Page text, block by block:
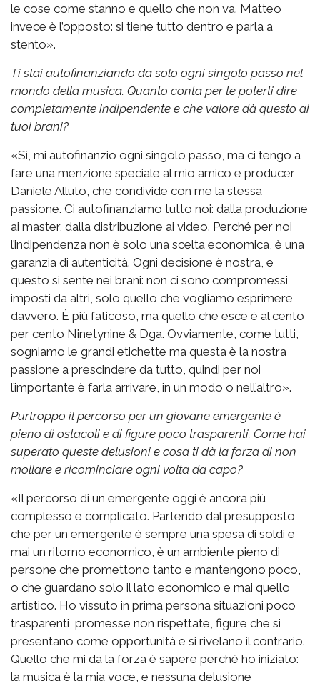
le cose come stanno e quello che non va. Matteo
invece è l’opposto: si tiene tutto dentro e parla a
stento».
Ti stai autofinanziando da solo ogni singolo passo nel
mondo della musica. Quanto conta per te poterti dire
completamente indipendente e che valore dà questo ai
tuoi brani?
«Sì, mi autofinanzio ogni singolo passo, ma ci tengo a
fare una menzione speciale al mio amico e producer
Daniele Alluto, che condivide con me la stessa
passione. Ci autofinanziamo tutto noi: dalla produzione
ai master, dalla distribuzione ai video. Perché per noi
l’indipendenza non è solo una scelta economica, è una
garanzia di autenticità. Ogni decisione è nostra, e
questo si sente nei brani: non ci sono compromessi
imposti da altri, solo quello che vogliamo esprimere
davvero. È più faticoso, ma quello che esce è al cento
per cento Ninetynine & Dga. Ovviamente, come tutti,
sogniamo le grandi etichette ma questa è la nostra
passione a prescindere da tutto, quindi per noi
l’importante è farla arrivare, in un modo o nell’altro».
Purtroppo il percorso per un giovane emergente è
pieno di ostacoli e di figure poco trasparenti. Come hai
superato queste delusioni e cosa ti dà la forza di non
mollare e ricominciare ogni volta da capo?
«Il percorso di un emergente oggi è ancora più
complesso e complicato. Partendo dal presupposto
che per un emergente è sempre una spesa di soldi e
mai un ritorno economico, è un ambiente pieno di
persone che promettono tanto e mantengono poco,
o che guardano solo il lato economico e mai quello
artistico. Ho vissuto in prima persona situazioni poco
trasparenti, promesse non rispettate, figure che si
presentano come opportunità e si rivelano il contrario.
Quello che mi dà la forza è sapere perché ho iniziato:
la musica è la mia voce, e nessuna delusione